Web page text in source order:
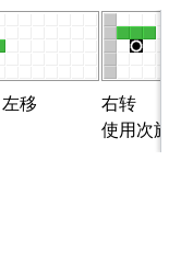
移
右转
使用次